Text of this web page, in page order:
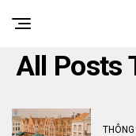
All Posts